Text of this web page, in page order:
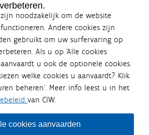
noodzakelijk om de website
Andere cookies zijn
gebruikt om uw surfervaring op
Als u op ‘Alle cookies
aanvaardt u ook de optionele cookies.
welke cookies u aanvaardt? Klik
beheren’. Meer info leest u in het
van CIW.
cookies aanvaarden
is een
van de Vlaamse
Coördinatiecommissie Integraal
Integraal Waterbeleid (CIW) is een
het waterbeleid betrokken zijn. Ook
aan het overleg. Deze